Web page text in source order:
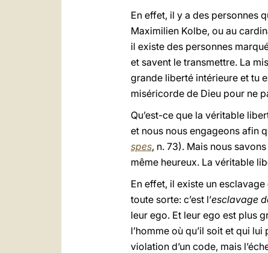
En effet, il y a des personnes
Maximilien Kolbe, ou au
il existe des personnes
et savent le transmettre. La
grande liberté intérieure et tu
miséricorde de Dieu pour ne
Qu’est-ce que la véritable
et nous nous engageons afin
spes, n. 73). Mais nous
même heureux. La véritable
En effet, il existe un
toute sorte: c’est l’esclavage
leur ego. Et leur ego est plus
l’homme où qu’il soit et qui
violation d’un code, mais